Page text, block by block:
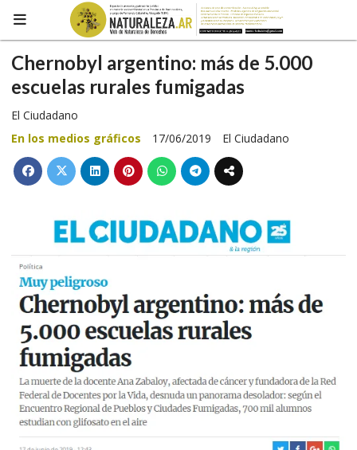
Chernobyl argentino: más de 5.000
escuelas rurales fumigadas
El Ciudadano
En los medios gráficos
17/06/2019 El Ciudadano